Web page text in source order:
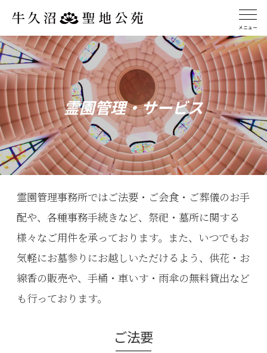
メニュー
霊園管理・サービス
霊園管理事務所ではご法要・ご会食・ご葬儀のお手
配や、各種事務手続きなど、祭祀・墓所に関する
様々なご用件を承っております。また、いつでもお
気軽にお墓参りにお越しいただけるよう、供花・お
線香の販売や、手桶・車いす・雨傘の無料貸出など
も行っております。
ご法要